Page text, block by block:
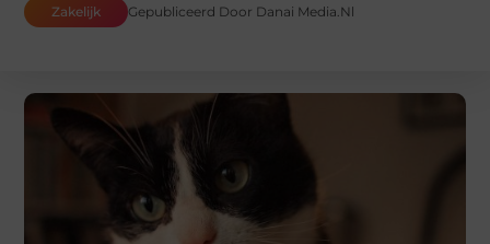
Zakelijk Gepubliceerd Door Danai Media.nl